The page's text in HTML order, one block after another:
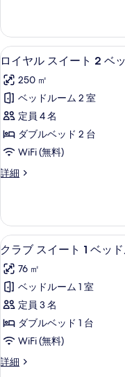
す
る
す
べ
て
の
写
真
を
表
示
る
の
詳
細
ン
グ
ベ
ッ
ド
1
台
の
す
の
写
真
を
表
示
す
る
ス
ル
ー
キ
ン
ベ
ッ
ド
台
ロ
イ
ヤ
ル
ス
イ
ー
ト
ベ
ッ
ド
ル
ー
ム
の
す
べ
10
ロイヤル スイート 2 ベ
250 ㎡
ベッドルーム 2 室
定員 4 名
ダブルベッド 2 台
WiFi (無料)
詳細
ロ
ス
イ
ー
2
ベ
ド
ル
ー
ム
の
ク
ラ
ブ
ス
イ
ー
ト
1
7
クラブ スイート 1 ベッ
76 ㎡
ベッドルーム 1 室
定員 3 名
ダブルベッド 1 台
WiFi (無料)
詳細
ク